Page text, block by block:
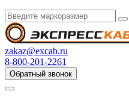
zakaz@excab.ru
8-800-201-2261
Обратный звонок